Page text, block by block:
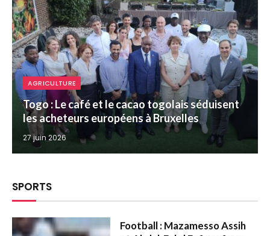
AGRICULTURE
Togo : Le café et le cacao togolais séduisent
les acheteurs européens à Bruxelles
27 juin 2026
SPORTS
Football : Mazamesso Assih